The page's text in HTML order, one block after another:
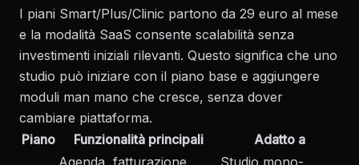
I piani Smart/Plus/Clinic partono da 29 euro al mese
e la modalità SaaS consente scalabilità senza
investimenti iniziali rilevanti. Questo significa che uno
studio può iniziare con il piano base e aggiungere
moduli man mano che cresce, senza dover
cambiare piattaforma.
Piano
Funzionalità principali Adatto a